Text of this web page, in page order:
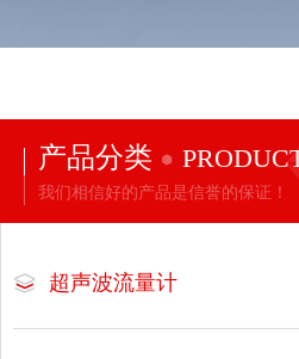
产品分类
我们相信好的产品是信誉的保证！
超声波流量计